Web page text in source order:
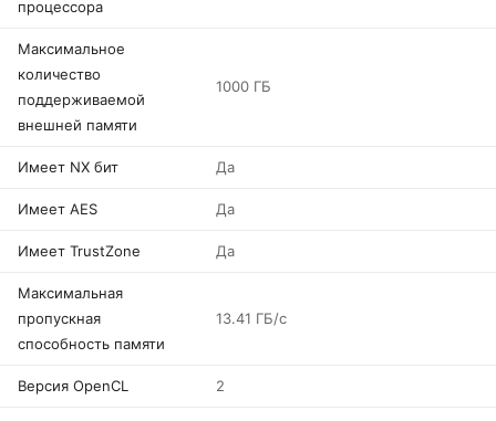
процессора
Максимальное
количество
поддерживаемой
внешней памяти
1000 ГБ
Имеет NX бит Да
Имеет AES Да
Имеет TrustZone Да
Максимальная
пропускная
способность памяти
13.41 ГБ/с
Версия OpenCL 2